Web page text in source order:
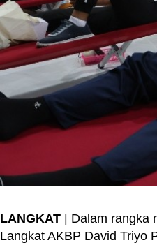
LANGKAT | Dalam rangka
Langkat AKBP David Triyo